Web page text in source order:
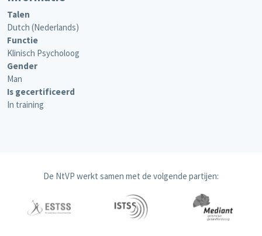
Talen
Dutch (Nederlands)
Functie
Klinisch Psycholoog
Gender
Man
Is gecertificeerd
In training
De NtVP werkt samen met de volgende partijen: